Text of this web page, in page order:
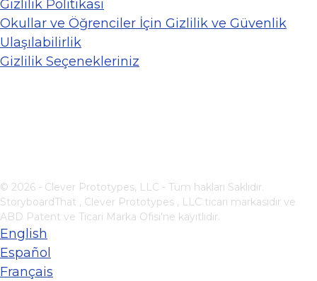
Gizlilik Politikası
Okullar ve Öğrenciler İçin Gizlilik ve Güvenlik
Ulaşılabilirlik
Gizlilik Seçenekleriniz
© 2026 - Clever Prototypes, LLC - Tüm hakları Saklıdır.
StoryboardThat , Clever Prototypes , LLC ticari markasıdır ve
ABD Patent ve Ticari Marka Ofisi'ne kayıtlıdır.
English
Español
Français